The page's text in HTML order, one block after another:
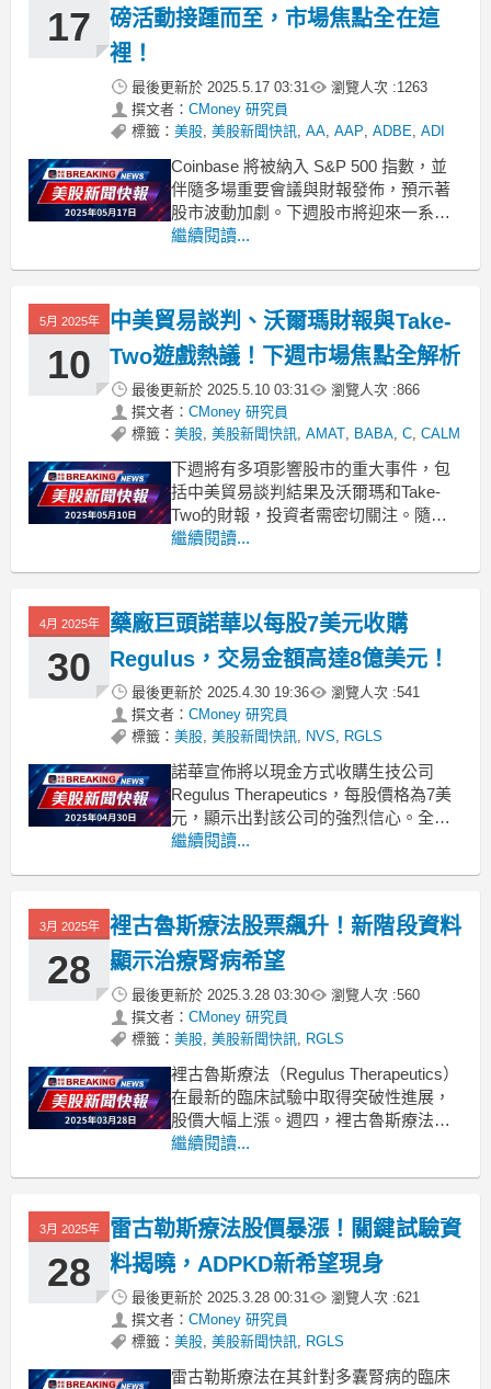
17
磅活動接踵而至，市場焦點全在這
裡！
最後更新於 2025.5.17 03:31 瀏覽人次 :1263
撰文者： CMoney 研究員
標籤： 美股, 美股新聞快訊, AA, AAP, ADBE, ADI
Coinbase 將被納入 S&P 500 指數，並
伴隨多場重要會議與財報發佈，預示著
股市波動加劇。下週股市將迎來一系列
關鍵事件，其中 Coinbase 的加入 S&P
整個加密貨幣行業的里程碑。此外，全
球科技界也將
繼續閱讀...
5月 2025年
10
中美貿易談判、沃爾瑪財報與Take-
Two遊戲熱議！下週市場焦點全解析
最後更新於 2025.5.10 03:31 瀏覽人次 :866
撰文者： CMoney 研究員
標籤： 美股, 美股新聞快訊, AMAT, BABA, C, CALM
下週將有多項影響股市的重大事件，包
括中美貿易談判結果及沃爾瑪和Take-
Two的財報，投資者需密切關注。隨著
新一週的到來，市場上出現了多個值得
Scott Bessent 和 Trade Represent
繼續閱讀...
4月 2025年
30
藥廠巨頭諾華以每股7美元收購
Regulus，交易金額高達8億美元！
最後更新於 2025.4.30 19:36 瀏覽人次 :541
撰文者： CMoney 研究員
標籤： 美股, 美股新聞快訊, NVS, RGLS
諾華宣佈將以現金方式收購生技公司
Regulus Therapeutics，每股價格為7美
元，顯示出對該公司的強烈信心。全球
知名藥品製造商諾華（Novartis）近日宣
額約為8億美元。此次收購不僅是諾華在
生技領
繼續閱讀...
3月 2025年
28
裡古魯斯療法股票飆升！新階段資料
顯示治療腎病希望
最後更新於 2025.3.28 03:30 瀏覽人次 :560
撰文者： CMoney 研究員
標籤： 美股, 美股新聞快訊, RGLS
裡古魯斯療法（Regulus Therapeutics）
在最新的臨床試驗中取得突破性進展，
股價大幅上漲。週四，裡古魯斯療法
（NASDAQ:RGLS）的股價驟然攀升，
（ADPKD）的Phase 1b試驗的額外關鍵
資料。這項四個佇列
繼續閱讀...
3月 2025年
28
雷古勒斯療法股價暴漲！關鍵試驗資
料揭曉，ADPKD新希望現身
最後更新於 2025.3.28 00:31 瀏覽人次 :621
撰文者： CMoney 研究員
標籤： 美股, 美股新聞快訊, RGLS
雷古勒斯療法在其針對多囊腎病的臨床